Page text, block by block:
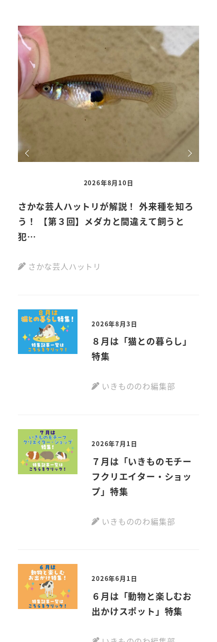
2026年8月10日
さかな芸人ハットリが解説！ 外来種を知ろ
う！ 【第３回】メダカと間違えて飼うと
犯…
さかな芸人ハットリ
2026年8月3日
８月は「猫との暮らし」
特集
いきもののわ編集部
2026年7月1日
７月は「いきものモチー
フクリエイター・ショッ
プ」特集
いきもののわ編集部
2026年6月1日
６月は「動物と楽しむお
出かけスポット」特集